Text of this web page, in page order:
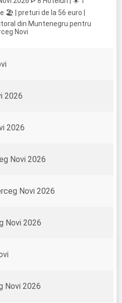
🏖️ | preturi de la 56 euro |
din Muntenegru pentru
Novi
2026
2026
Novi 2026
Novi 2026
Novi 2026
Novi 2026